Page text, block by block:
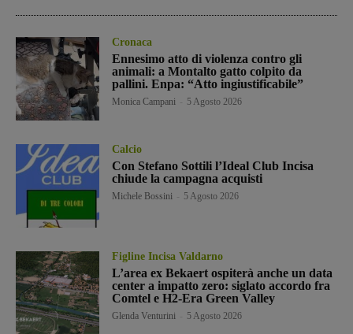
Cronaca
Ennesimo atto di violenza contro gli
animali: a Montalto gatto colpito da
pallini. Enpa: “Atto ingiustificabile”
Monica Campani 5 Agosto 2026
Calcio
Con Stefano Sottili l’Ideal Club Incisa
chiude la campagna acquisti
Michele Bossini 5 Agosto 2026
Figline Incisa Valdarno
L’area ex Bekaert ospiterà anche un data
center a impatto zero: siglato accordo fra
Comtel e H2-Era Green Valley
Glenda Venturini 5 Agosto 2026